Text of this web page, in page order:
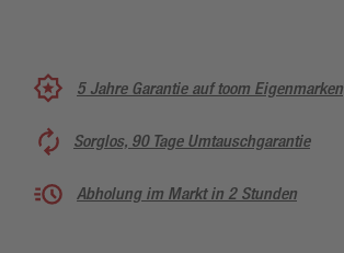
5 Jahre Garantie auf toom Eigenmarken
Sorglos, 90 Tage Umtauschgarantie
Abholung im Markt in 2 Stunden